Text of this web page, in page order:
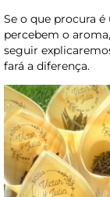
Se o que procura
percebem o
seguir
fará a diferença.